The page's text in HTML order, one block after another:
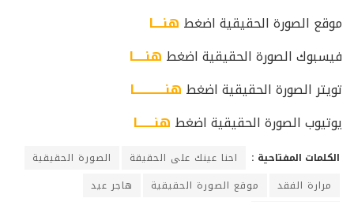
موقع الصورة الحقيقية اضغط هنــــا
فيسبوك الصورة الحقيقية اضغط هنـــــا
تويتر الصورة الحقيقية اضغط هنـــــــــــــا
يوتيوب الصورة الحقيقية اضغط هنـــــــا
الكلمات المفتاحية : احنا عينك على الحقيقة
الصورة الحقيقية
مرارة الفقد
موقع الصورة الحقيقية
هاجر عيد